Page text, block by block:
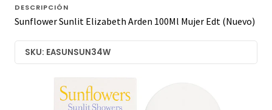
DESCRIPCIÓN
Sunflower Sunlit Elizabeth Arden 100Ml Mujer Edt (Nuevo)
SKU: EASUNSUN34W